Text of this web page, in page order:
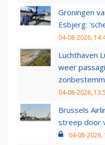
Groningen
Esbjerg:
04-08-2026,
Luchthaven
weer
04-08-2026,
Brussels
streep door
04-08-2026,